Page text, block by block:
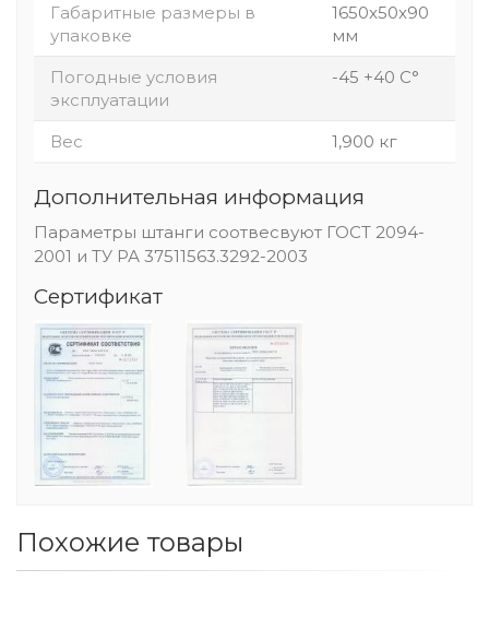
Габаритные размеры в
упаковке
1650x50x90
мм
Погодные условия
эксплуатации
-45 +40 С°
Вес 1,900 кг
Дополнительная информация
Параметры штанги соотвесвуют ГОСТ 2094-
2001 и ТУ РА 37511563.3292-2003
Сертификат
Похожие товары